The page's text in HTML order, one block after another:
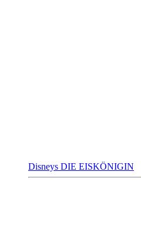
Disneys DIE EISKÖNIGIN